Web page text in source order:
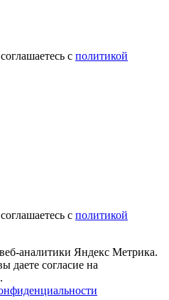
с политикой
с политикой
аналитики Яндекс Метрика.
даете согласие на